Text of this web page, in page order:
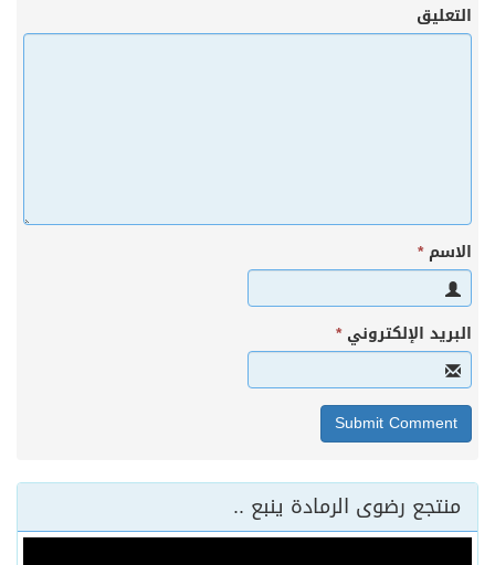
التعليق
الاسم*
البريد الإلكتروني*
منتجع رضوى الرمادة ينبع ..